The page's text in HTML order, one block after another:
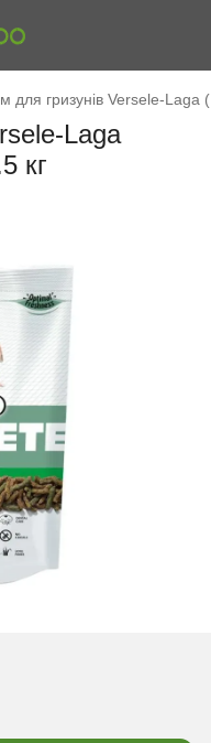
для гризунів Versele-Laga
Laga
кг